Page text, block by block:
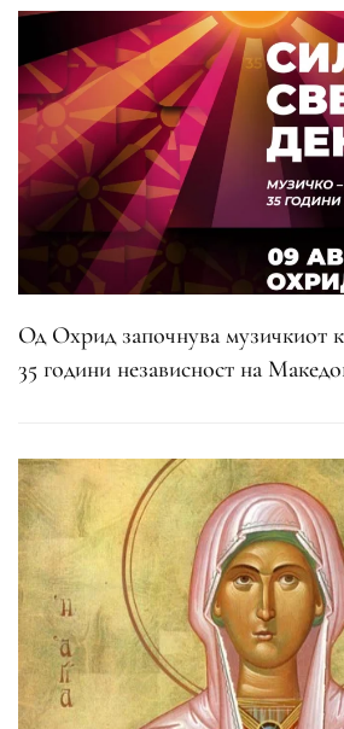
Од Охрид започнува музичкиот
35 години независност на